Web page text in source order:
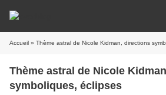
Accueil » Thème astral de Nicole Kidman, directions
Thème astral de Nicole
symboliques, éclipses